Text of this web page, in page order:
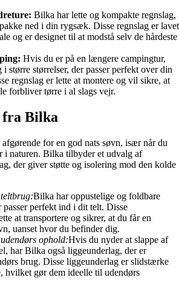
Bilka har lette og kompakte regnslag,
ned i din rygsæk. Disse regnslag er lavet
og er designet til at modstå selv de hårdeste
Hvis du er på en længere campingtur,
større størrelser, der passer perfekt over din
regnslag er lette at montere og vil sikre, at
forbliver tørre i al slags vejr.
fra Bilka
for en god nats søvn, især når du
i naturen. Bilka tilbyder et udvalg af
der giver støtte og isolering mod den kolde
Bilka har oppustelige og foldbare
passer perfekt ind i dit telt. Disse
at transportere og sikrer, at du får en
uanset hvor du befinder dig.
ophold:Hvis du nyder at slappe af
har Bilka også liggeunderlag, der er
brug. Disse liggeunderlag er slidstærke
hvilket gør dem ideelle til udendørs